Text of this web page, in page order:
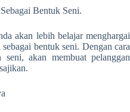
Bentuk Seni.
akan lebih belajar menghargai
bentuk seni. Dengan cara
seni, akan membuat pelanggan